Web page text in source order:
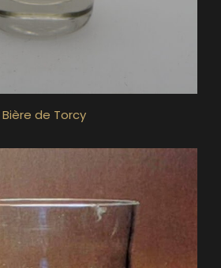
Bière de Torcy